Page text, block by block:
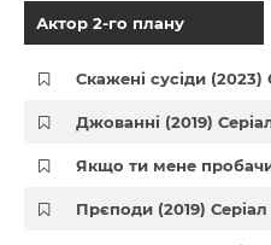
Актор 2-го плану
Скажені сусіди (2023)
Джованні (2019)
Якщо ти мене
Прєподи (2019) Серіал